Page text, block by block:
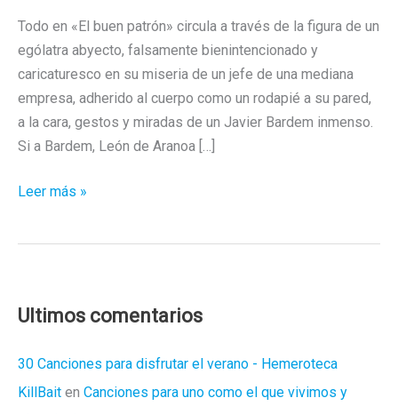
Todo en «El buen patrón» circula a través de la figura de un
ególatra abyecto, falsamente bienintencionado y
caricaturesco en su miseria de un jefe de una mediana
empresa, adherido al cuerpo como un rodapié a su pared,
a la cara, gestos y miradas de un Javier Bardem inmenso.
Si a Bardem, León de Aranoa […]
«El
peso
la
justicia
Leer más »
Ultimos comentarios
30 Canciones para disfrutar el verano - Hemeroteca
KillBait en Canciones para uno como el que vivimos y